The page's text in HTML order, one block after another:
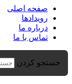
صفحه اصلی
رویدادها
درباره ما
تماس با ما
جستجو کردن